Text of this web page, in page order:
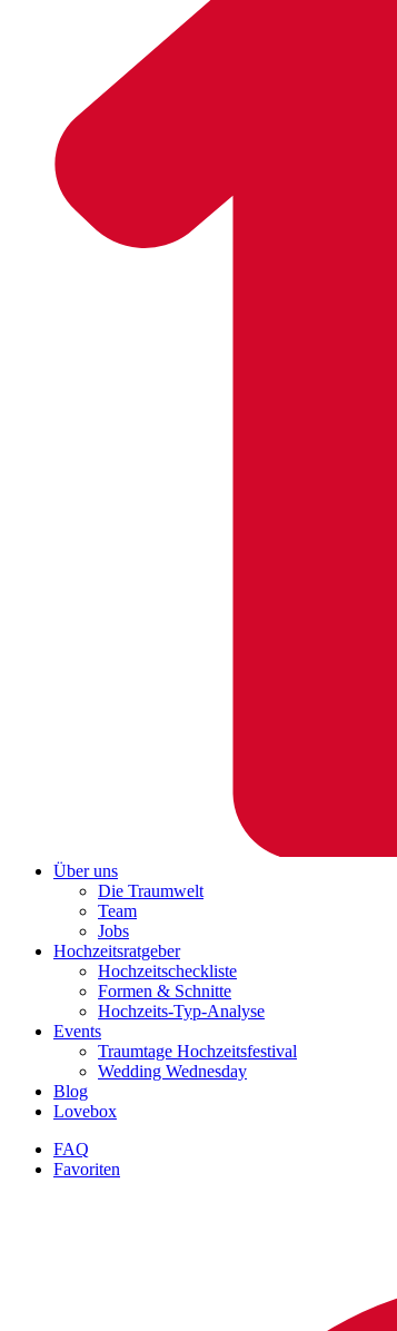
Über uns
Die Traumwelt
Team
Jobs
Hochzeitsratgeber
Hochzeitscheckliste
Formen & Schnitte
Hochzeits-Typ-Analyse
Events
Traumtage Hochzeitsfestival
Wedding Wednesday
Blog
Lovebox
FAQ
Favoriten